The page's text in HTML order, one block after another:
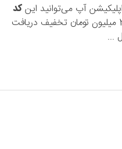
آپ می‌توانید اینکد
را اعمال کنید تا 9 درصد تا سقف 2 میلیون تومان تخفیف دریافت
...